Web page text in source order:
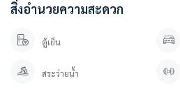
===============
ราคาขาย 2.09 ล้านบาท ** ( ค่าโอนคนละครึ่ง )
===============
สิ่งอำนวยความสะดวก
ตู้เย็น
สระว่ายน้ำ